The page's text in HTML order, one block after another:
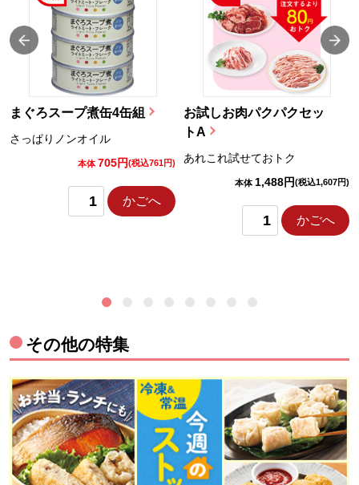
まぐろスープ煮缶4缶組
さっぱりノンオイル
本体 705円(税込761円)
かごへ
お試しお肉パクパクセッ
トA
あれこれ試せておトク
本体 1,488円(税込1,607円)
かごへ
その他の特集